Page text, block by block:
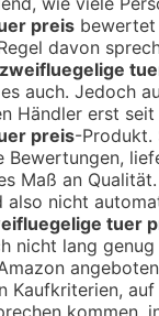
preis bewertet
davon
zweifluegelige
auch. Jedoch
Händler erst
preis-Produkt.
Bewertungen,
Maß an
also nicht
tuer
nicht lang genug
Kaufkriterien,